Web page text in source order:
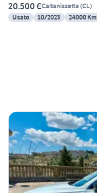
20.500 €Caltanissetta (CL)
Usato
10/2023 24000 Km